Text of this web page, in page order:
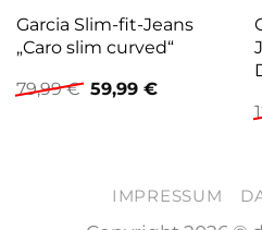
Garcia Slim-fit-Jeans
„Caro slim curved“
79,99€ Ursprünglicher
Preis
59,99 €Aktueller
IMPRESSUM